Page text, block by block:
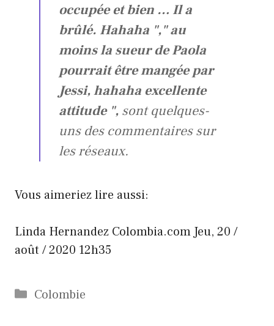
occupée et bien … Il a
brûlé. Hahaha "," au
moins la sueur de Paola
pourrait être mangée par
Jessi, hahaha excellente
attitude ", sont quelques-
uns des commentaires sur
les réseaux.
Vous aimeriez lire aussi:
Linda Hernandez Colombia.com Jeu, 20 /
août / 2020 12h35
Catégories
Colombie